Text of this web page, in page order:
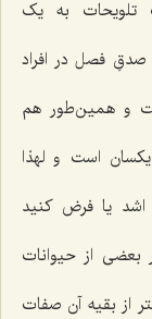
تلویحات به یک
فصل در افراد
و همین‌طور هم
است و لهذا
یا فرض کنید
بعضى از حیوانات
از بقیه آن صفات